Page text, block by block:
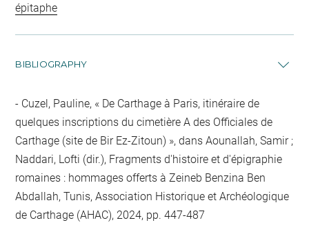
épitaphe
BIBLIOGRAPHY
Cuzel, Pauline, « De Carthage à Paris, itinéraire de
quelques inscriptions du cimetière A des Officiales de
Carthage (site de Bir Ez-Zitoun) », dans Aounallah, Samir ;
Naddari, Lofti (dir.), Fragments d'histoire et d'épigraphie
romaines : hommages offerts à Zeineb Benzina Ben
Abdallah, Tunis, Association Historique et Archéologique
de Carthage (AHAC), 2024, pp. 447-487